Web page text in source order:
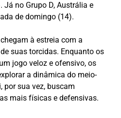
no Grupo D, Austrália e
de domingo (14).
à estreia com a
suas torcidas. Enquanto os
jogo veloz e ofensivo, os
a dinâmica do meio-
por sua vez, buscam
mais físicas e defensivas.